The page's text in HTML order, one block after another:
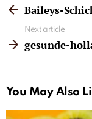
moreBaileys-
Next article
gesunde-
You May Also